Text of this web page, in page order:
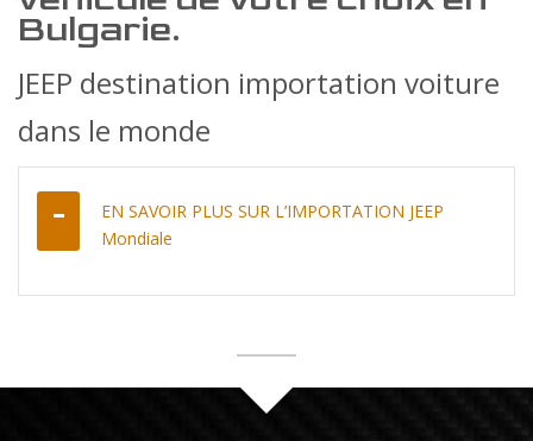
Bulgarie.
JEEP destination importation voiture
dans le monde
EN SAVOIR PLUS SUR L’IMPORTATION JEEP
Mondiale